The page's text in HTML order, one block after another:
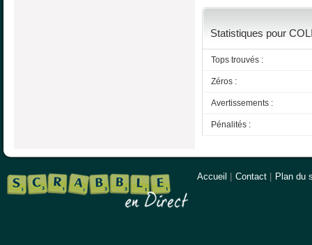
Statistiques pour
Tops trouvés :
Zéros :
Avertissements :
Pénalités :
Accueil Contact Plan du